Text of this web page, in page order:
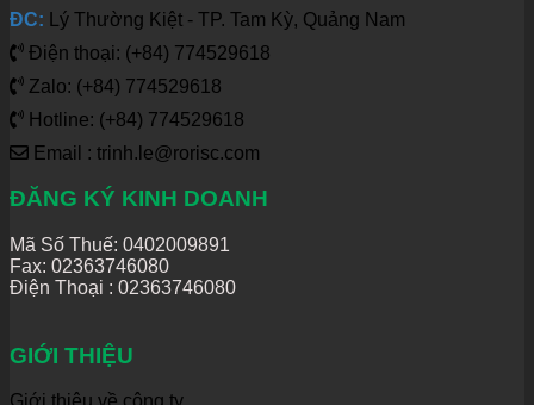
ĐC: Lý Thường Kiệt - TP. Tam Kỳ, Quảng Nam
Điện thoại: (+84) 774529618
Zalo: (+84) 774529618
Hotline: (+84) 774529618
Email : trinh.le@rorisc.com
ĐĂNG KÝ KINH DOANH
Mã Số Thuế: 0402009891
Fax: 02363746080
Điện Thoại : 02363746080
GIỚI THIỆU